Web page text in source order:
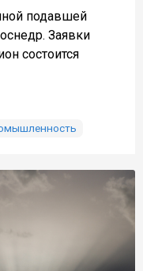
подавшей
Заявки
состоится